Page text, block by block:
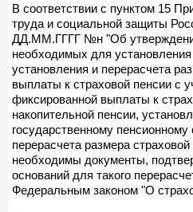
В соответствии с пунктом 15
труда и социальной защиты
ДД.ММ.ГГГГ №н "Об
необходимых для установления
установления и перерасчета
выплаты к страховой пенсии с
фиксированной выплаты к
накопительной пенсии,
государственному
перерасчета размера
необходимы документы,
оснований для такого
Федеральным законом "О